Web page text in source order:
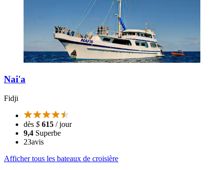
Nai'a
Fidji
dès $ 615 / jour
9,4 Superbe
23avis
Afficher tous les bateaux de croisière